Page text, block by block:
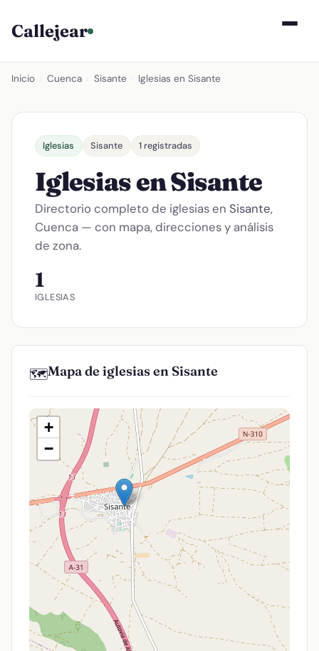
Callejear
Inicio Cuenca Sisante Iglesias en Sisante
Iglesias Sisante 1 registradas
Iglesias en Sisante
Directorio completo de iglesias en Sisante,
Cuenca — con mapa, direcciones y análisis
de zona.
1
IGLESIAS
🗺️Mapa de iglesias en Sisante
+
−